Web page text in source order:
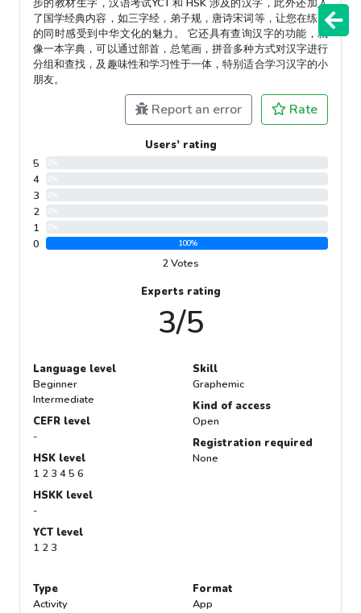
步的教材生字，汉语考试YCT 和 HSK 涉及的汉字，此外还加入
了国学经典内容，如三字经，弟子规，唐诗宋词等，让您在练习
的同时感受到中华文化的魅力。 它还具有查询汉字的功能，就
像一本字典，可以通过部首，总笔画，拼音多种方式对汉字进行
分组和查找，及趣味性和学习性于一体，特别适合学习汉字的小
朋友。
Report an error Rate
Users’ rating
5
4
3
2
1
0 100%
2 Votes
Experts rating
3/5
Language level
Beginner
Intermediate
CEFR level
-
HSK level
1 2 3 4 5 6
HSKK level
-
YCT level
1 2 3
Skill
Graphemic
Kind of access
Open
Registration required
None
Type
Activity
Format
App